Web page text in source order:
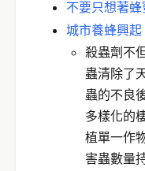
不要只想著
城市養蜂興
殺蟲劑不
蟲清除了
蟲的不良
多樣化的
植單一作
害蟲數量